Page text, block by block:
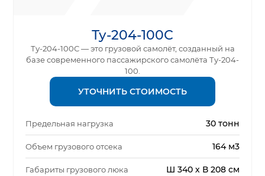
Ту-204-100С
Ту-204-100С — это грузовой самолёт, созданный на
базе современного пассажирского самолёта Ту-204-
100.
УТОЧНИТЬ СТОИМОСТЬ
Предельная нагрузка 30 тонн
Объем грузового отсека 164 м3
Габариты грузового люка Ш 340 х В 208 см